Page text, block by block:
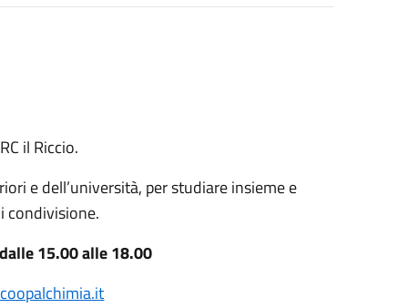
il Riccio.
e dell’università, per studiare insieme e
condivisione.
15.00 alle 18.00